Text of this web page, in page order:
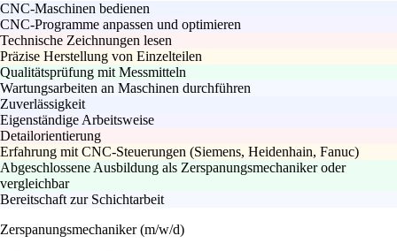
CNC-Maschinen bedienen
CNC-Programme anpassen und optimieren
Technische Zeichnungen lesen
Präzise Herstellung von Einzelteilen
Qualitätsprüfung mit Messmitteln
Wartungsarbeiten an Maschinen durchführen
Zuverlässigkeit
Eigenständige Arbeitsweise
Detailorientierung
Erfahrung mit CNC-Steuerungen (Siemens, Heidenhain, Fanuc)
Abgeschlossene Ausbildung als Zerspanungsmechaniker oder
vergleichbar
Bereitschaft zur Schichtarbeit
Zerspanungsmechaniker (m/w/d)